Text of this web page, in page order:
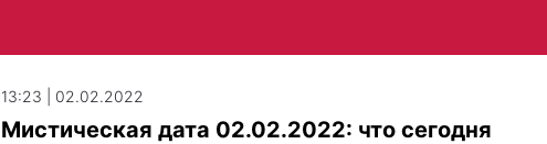
13:23 | 02.02.2022
Мистическая дата 02.02.2022: что сегодня